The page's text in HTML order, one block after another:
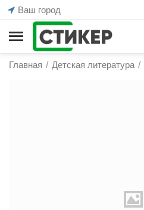
Ваш город
Главная / Детская литература /